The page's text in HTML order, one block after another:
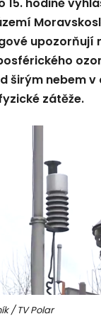
15. hodině
upozorňují
širým nebem
zátěže.
/ TV Polar